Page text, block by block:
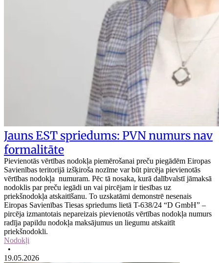
Jauns EST spriedums: PVN numurs nav
formalitāte
Pievienotās vērtības nodokļa piemērošanai preču piegādēm Eiropas
Savienības teritorijā izšķiroša nozīme var būt pircēja pievienotās
vērtības nodokļa numuram. Pēc tā nosaka, kurā dalībvalstī jāmaksā
nodoklis par preču iegādi un vai pircējam ir tiesības uz
priekšnodokļa atskaitīšanu. To uzskatāmi demonstrē nesenais
Eiropas Savienības Tiesas spriedums lietā T-638/24 “D GmbH” –
pircēja izmantotais nepareizais pievienotās vērtības nodokļa numurs
radīja papildu nodokļa maksājumus un liegumu atskaitīt
priekšnodokli.
Nodokļi
•
19.05.2026